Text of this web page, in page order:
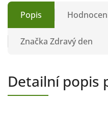
Popis
Značka Zdravý den
Detailní popis